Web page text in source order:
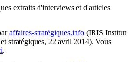
extraits d'interviews et d'articles
affaires-stratégiques.info (IRIS Institut
stratégiques, 22 avril 2014). Vous
.